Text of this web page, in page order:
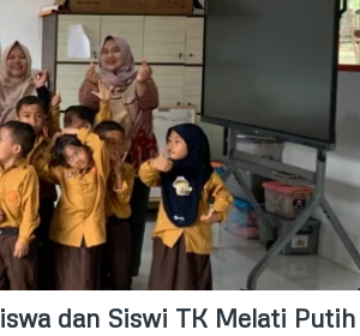
dan Siswi TK Melati Putih